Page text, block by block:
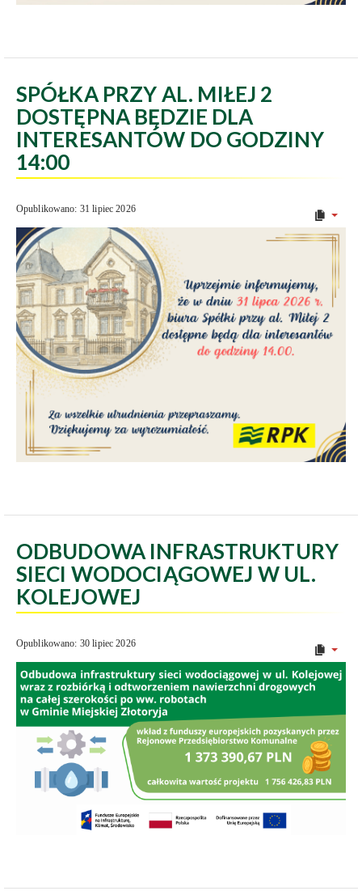
SPÓŁKA PRZY AL. MIŁEJ 2
DOSTĘPNA BĘDZIE DLA
INTERESANTÓW DO GODZINY
14:00
Opublikowano: 31 lipiec 2026
ODBUDOWA INFRASTRUKTURY
SIECI WODOCIĄGOWEJ W UL.
KOLEJOWEJ
Opublikowano: 30 lipiec 2026